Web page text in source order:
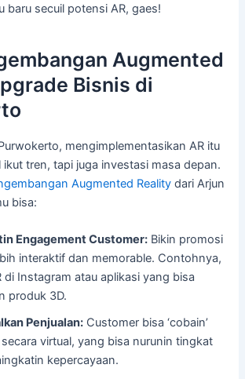
baru secuil potensi AR, gaes!
Augmented
Bisnis di
mengimplementasikan AR itu
ikut tren, tapi juga investasi masa depan.
Augmented Reality dari Arjun
bisa:
Engagement Customer: Bikin promosi
interaktif dan memorable. Contohnya,
di Instagram atau aplikasi yang bisa
produk 3D.
Penjualan: Customer bisa ‘cobain’
virtual, yang bisa nurunin tingkat
kepercayaan.